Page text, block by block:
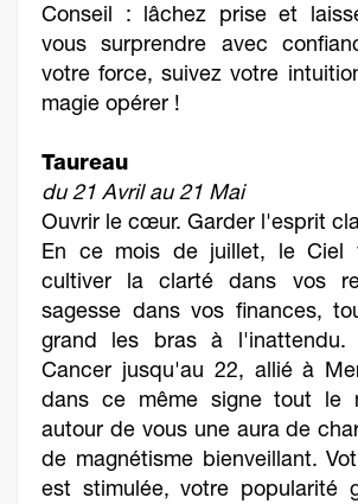
Conseil : lâchez prise et
vous surprendre avec
votre force, suivez votre
magie opérer !
Taureau
du 21 Avril au 21 Mai
Ouvrir le cœur. Garder l'esprit
En ce mois de juillet, le Ciel
cultiver la clarté dans vos
sagesse dans vos finances,
grand les bras à l'inattendu.
Cancer jusqu'au 22, allié à
dans ce même signe tout le
autour de vous une aura de
de magnétisme bienveillant.
est stimulée, votre popularité